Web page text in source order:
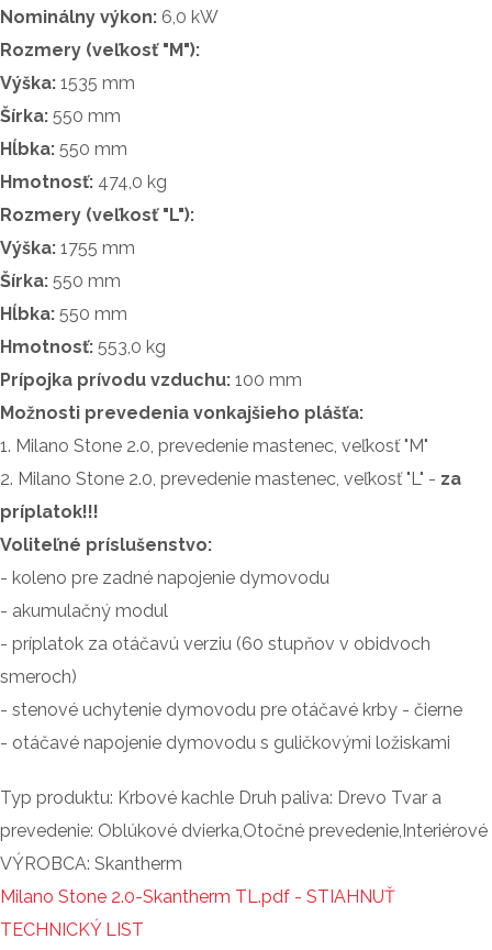
Nominálny výkon: 6,0 kW
Rozmery (veľkosť "M"):
Výška: 1535 mm
Šírka: 550 mm
Hĺbka: 550 mm
Hmotnosť: 474,0 kg
Rozmery (veľkosť "L"):
Výška: 1755 mm
Šírka: 550 mm
Hĺbka: 550 mm
Hmotnosť: 553,0 kg
Prípojka prívodu vzduchu: 100 mm
Možnosti prevedenia vonkajšieho plášťa:
1. Milano Stone 2.0, prevedenie mastenec, veľkosť "M"
2. Milano Stone 2.0, prevedenie mastenec, veľkosť "L" - za
príplatok!!!
Voliteľné príslušenstvo:
- koleno pre zadné napojenie dymovodu
- akumulačný modul
- príplatok za otáčavú verziu (60 stupňov v obidvoch
smeroch)
- stenové uchytenie dymovodu pre otáčavé krby - čierne
- otáčavé napojenie dymovodu s guličkovými ložiskami
Typ produktu: Krbové kachle Druh paliva: Drevo Tvar a
prevedenie: Oblúkové dvierka,Otočné prevedenie,Interiérové
VÝROBCA: Skantherm
Milano Stone 2.0-Skantherm TL.pdf - STIAHNUŤ
TECHNICKÝ LIST